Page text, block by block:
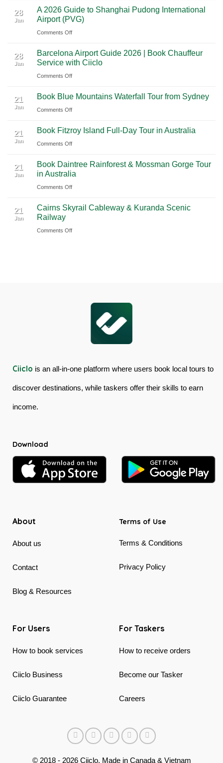
Across
Southern
Mexico
Luxury
Travel
Journey
Playa
del
Carmen
Tulum
2026
Guide
to
International
Airport
(BNA)
28
Jan
A 2026 Guide to Shanghai Pudong International
Airport (PVG)
Comments Offon
2026
Guide
to
Pudong
International
(PVG)
28
Jan
Barcelona Airport Guide 2026 | Book Chauffeur
Service with Ciiclo
Comments Offon
Airport
Guide
|
Book
Service
with
Ciiclo
21
Jan
Book Blue Mountains Waterfall Tour from Sydney
Comments Offon
Blue
Mountains
Tour
from
Sydney
21
Jan
Book Fitzroy Island Full-Day Tour in Australia
Comments Offon
Fitzroy
Island
Full-
Tour
Australia
21
Jan
Book Daintree Rainforest & Mossman Gorge Tour
in Australia
Comments Offon
Daintree
&
21
Jan
Cairns Skyrail Cableway & Kuranda Scenic
Railway
Comments Offon
Ciiclo is an all-in-one platform where users book local tours to
discover destinations, while taskers offer their skills to earn
income.
Download
About
About us
Contact
Blog & Resources
Terms of Use
Terms & Conditions
Privacy Policy
For Users
How to book services
Ciiclo Business
Ciiclo Guarantee
For Taskers
How to receive orders
Become our Tasker
Careers
© 2018 - 2026 Ciiclo. Made in Canada & Vietnam